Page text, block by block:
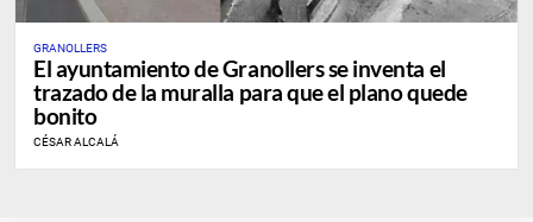
GRANOLLERS
El ayuntamiento de Granollers se inventa el
trazado de la muralla para que el plano quede
bonito
CÉSAR ALCALÁ